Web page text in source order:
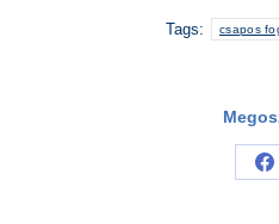
Tags: csapos